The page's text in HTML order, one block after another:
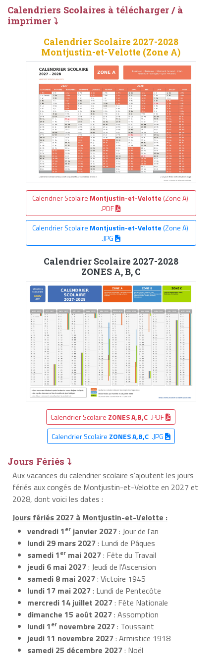
Calendriers Scolaires à télécharger / à
imprimer ⤵
Calendrier Scolaire 2027-2028
Montjustin-et-Velotte (Zone A)
Calendrier Scolaire Montjustin-et-Velotte (Zone A)
.PDF
Calendrier Scolaire Montjustin-et-Velotte(Zone A)
.JPG
Calendrier Scolaire 2027-2028
ZONES A, B, C
Calendrier Scolaire ZONES A,B,C .PDF
Calendrier Scolaire ZONES A,B,C.JPG
Jours Fériés ⤵
Aux vacances du calendrier scolaire s’ajoutent les jours
fériés aux congés de Montjustin-et-Velotte en 2027 et
2028, dont voici les dates :
Jours fériés 2027 à Montjustin-et-Velotte :
vendredi 1er janvier 2027: Jour de l'an
lundi 29 mars 2027: Lundi de Pâques
samedi 1er mai 2027: Fête du Travail
jeudi 6 mai 2027: Jeudi de l'Ascension
samedi 8 mai 2027: Victoire 1945
lundi 17 mai 2027: Lundi de Pentecôte
mercredi 14 juillet 2027: Fête Nationale
dimanche 15 août 2027: Assomption
lundi 1er novembre 2027: Toussaint
jeudi 11 novembre 2027: Armistice 1918
samedi 25 décembre 2027: Noël